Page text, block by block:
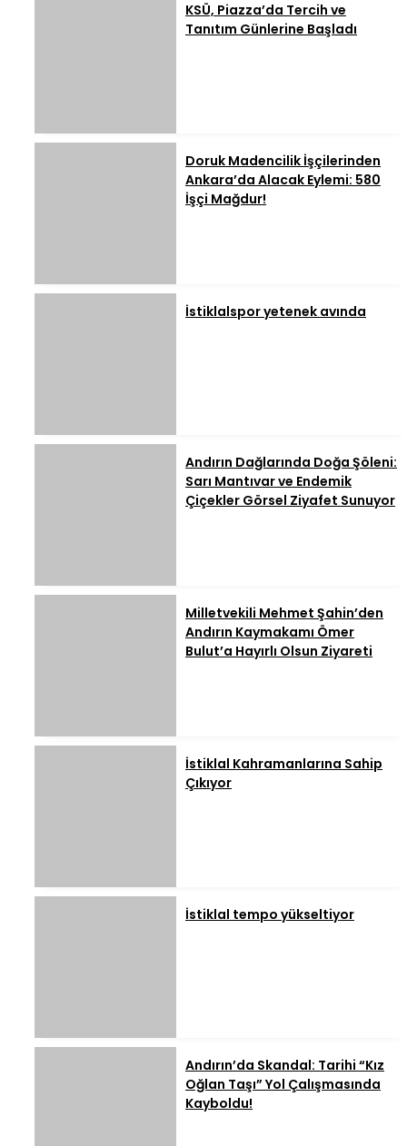
KSÜ, Piazza’da Tercih ve
Tanıtım Günlerine Başladı
Doruk Madencilik İşçilerinden
Ankara’da Alacak Eylemi: 580
İşçi Mağdur!
İstiklalspor yetenek avında
Andırın Dağlarında Doğa Şöleni:
Sarı Mantıvar ve Endemik
Çiçekler Görsel Ziyafet Sunuyor
Milletvekili Mehmet Şahin’den
Andırın Kaymakamı Ömer
Bulut’a Hayırlı Olsun Ziyareti
İstiklal Kahramanlarına Sahip
Çıkıyor
İstiklal tempo yükseltiyor
Andırın’da Skandal: Tarihi “Kız
Oğlan Taşı” Yol Çalışmasında
Kayboldu!